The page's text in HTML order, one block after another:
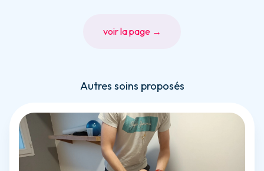
voir la page →
Autres soins proposés